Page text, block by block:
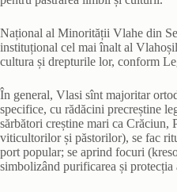
Național al Minorității Vlahe din
instituțional cel mai înalt al
cultura și drepturile lor, conform
În general, Vlasi sînt majoritar
specifice, cu rădăcini precreștine
sărbători creștine mari ca Crăciun,
viticultorilor și păstorilor), se fac
port popular; se aprind focuri
simbolizând purificarea și protecția